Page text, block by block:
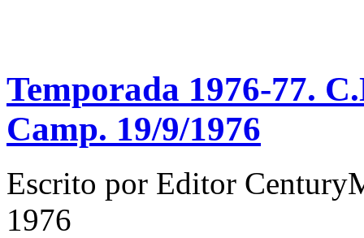
Temporada 1976-77.
Camp. 19/9/1976
Escrito por Editor
1976